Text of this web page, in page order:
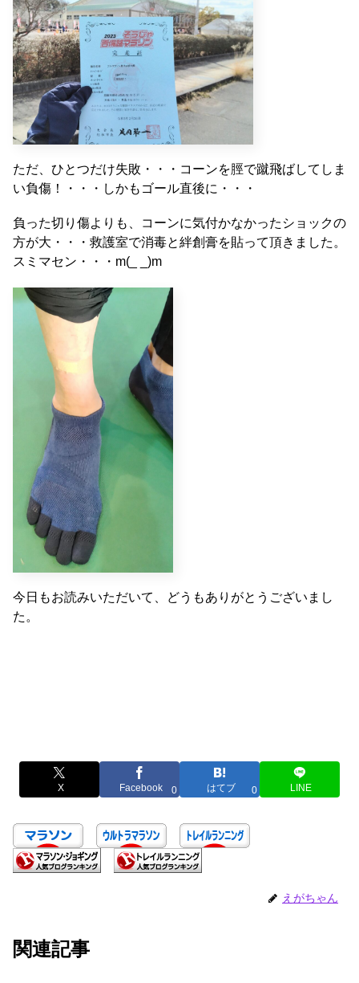
ただ、ひとつだけ失敗・・・コーンを脛で蹴飛ばしてしま
い負傷！・・・しかもゴール直後に・・・
負った切り傷よりも、コーンに気付かなかったショックの
方が大・・・救護室で消毒と絆創膏を貼って頂きました。
スミマセン・・・m(_ _)m
今日もお読みいただいて、どうもありがとうございまし
た。
X Facebook 0 はてブ 0 LINE
えがちゃん
関連記事